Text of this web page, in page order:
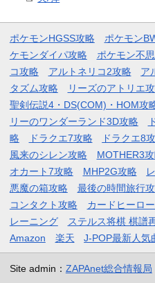
ポケモンHGSS攻略 ポケモン
ケモンダイパ攻略
ポケモン不
コ攻略
アルトネリコ2攻略 ア
タズム攻略
リーズのアトリエ
聖剣伝説4・DS(COM)・HOM攻
リーのワンダーランド3D攻略
略
ドラクエ7攻略 ドラクエ8
風来のシレン攻略
MOTHER3
オカート7攻略
MHP2G攻略
悪魔の箱攻略
最後の時間旅行
コンタクト攻略
カードヒーロ
レーニング
ステルス将棋 棋譜
Amazon
楽天 J-POP最新人気
Site admin： ZAPAnet総合情報局